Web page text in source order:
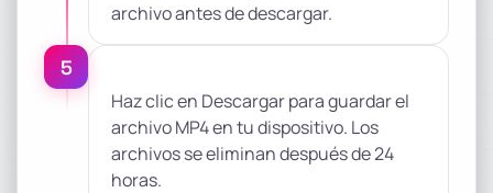
archivo antes de descargar.
5
Haz clic en Descargar para guardar el
archivo MP4 en tu dispositivo. Los
archivos se eliminan después de 24
horas.